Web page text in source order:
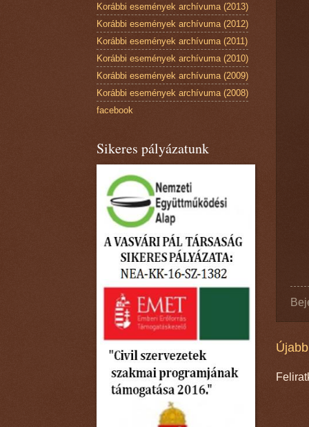
Korábbi események archívuma (2013)
Korábbi események archívuma (2012)
Korábbi események archívuma (2011)
Korábbi események archívuma (2010)
Korábbi események archívuma (2009)
Korábbi események archívuma (2008)
facebook
Sikeres pályázatunk